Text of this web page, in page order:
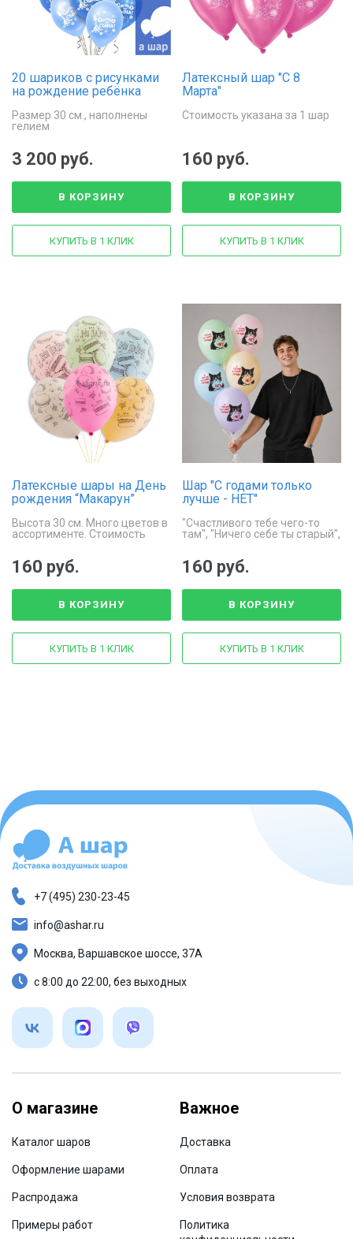
20 шариков с рисунками
на рождение ребёнка
Размер 30 см., наполнены
гелием
3 200 руб.
В КОРЗИНУ
КУПИТЬ В 1 КЛИК
Латексный шар "С 8
Марта"
Стоимость указана за 1 шар
160 руб.
В КОРЗИНУ
КУПИТЬ В 1 КЛИК
Латексные шары на День
рождения “Макарун”
Высота 30 см. Много цветов в
ассортименте. Стоимость
160 руб.
В КОРЗИНУ
КУПИТЬ В 1 КЛИК
Шар "С годами только
лучше - НЕТ"
"Счастливого тебе чего-то
там", "Ничего себе ты старый",
160 руб.
В КОРЗИНУ
КУПИТЬ В 1 КЛИК
О магазине
Каталог шаров
Оформление шарами
Распродажа
Примеры работ
Важное
Доставка
Оплата
Условия возврата
Политика
+7 (495) 230-23-45
info@ashar.ru
Москва, Варшавское шоссе, 37А
с 8:00 до 22:00, без выходных